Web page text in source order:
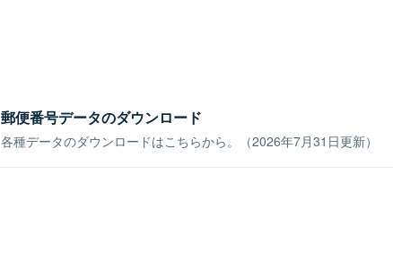
郵便番号データのダウンロード
各種データのダウンロードはこちらから。（2026年7月31日更新）